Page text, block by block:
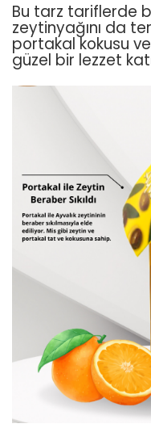
Bu tarz tariflerde
zeytinyağını da
portakal kokusu
güzel bir lezzet